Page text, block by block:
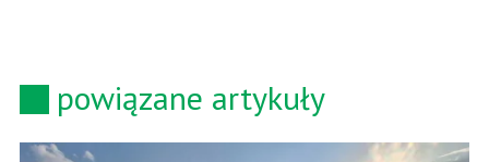
powiązane artykuły